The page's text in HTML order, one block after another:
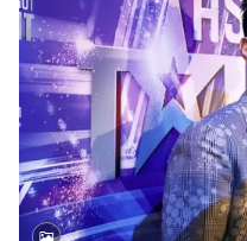
Theo dõi báo trên
Cơ quan chủ quản:Đài
Cơ quan báo chí:Thời báo
Giấy phép hoạt động báo